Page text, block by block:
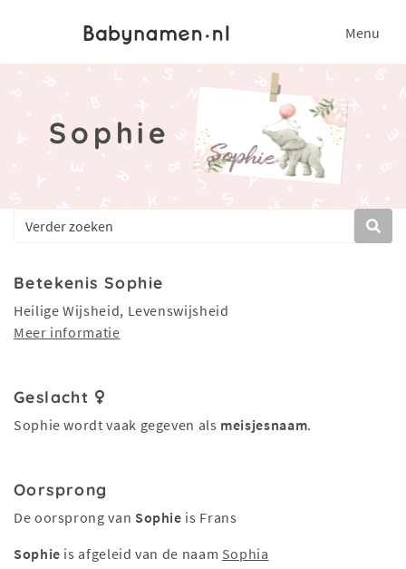
Menu
Sophie
Betekenis Sophie
Heilige Wijsheid, Levenswijsheid
Meer informatie
Geslacht
Sophie wordt vaak gegeven als meisjesnaam.
Oorsprong
De oorsprong van Sophie is Frans
Sophie is afgeleid van de naam Sophia